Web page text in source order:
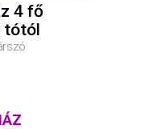
4 fő
tótól